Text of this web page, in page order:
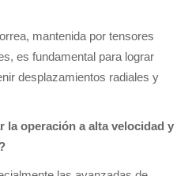
mantenida por tensores
es fundamental para lograr
desplazamientos radiales y
la operación a alta velocidad y